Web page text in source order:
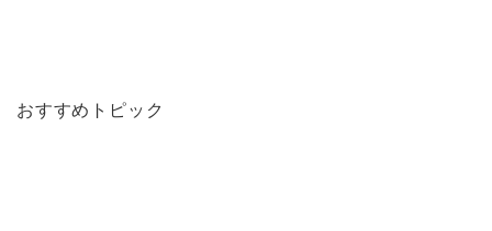
おすすめトピック